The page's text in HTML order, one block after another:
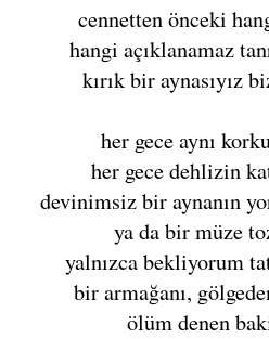
cennetten önceki
hangi açıklanamaz
kırık bir aynasıyız
her gece aynı
her gece dehlizin
devinimsiz bir aynanın
ya da bir müze
yalnızca bekliyorum
bir armağanı,
ölüm denen